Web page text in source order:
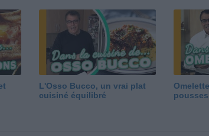
L'Osso Bucco, un vrai plat
cuisiné équilibré